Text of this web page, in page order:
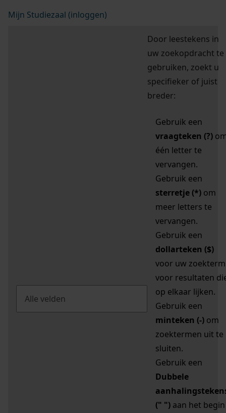
Mijn Studiezaal (inloggen)
Door leestekens in
uw zoekopdracht te
gebruiken, zoekt u
specifieker of juist
breder:
Gebruik een
vraagteken (?)
één letter te
vervangen.
Gebruik een
sterretje (*) om
meer letters te
vervangen.
Gebruik een
dollarteken ($)
voor uw zoekterm
voor resultaten
op elkaar lijken.
Gebruik een
minteken (-) om
zoektermen uit te
sluiten.
Gebruik een
Dubbele
(" ") aan het begin